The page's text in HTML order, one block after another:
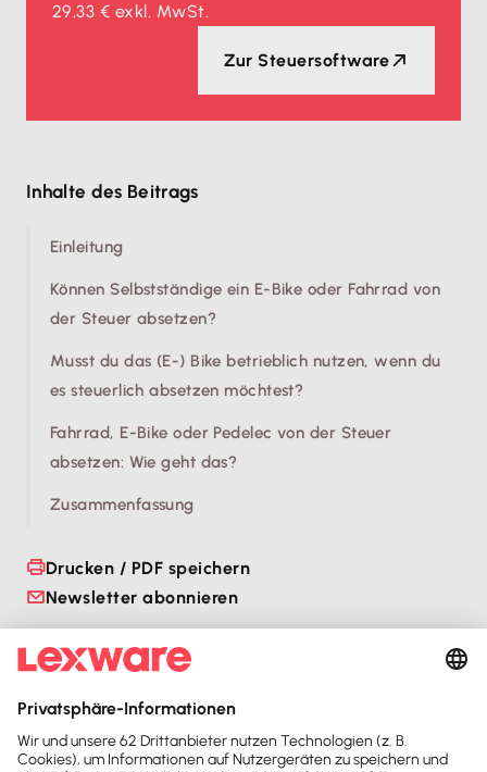
29,33 € exkl. MwSt.
Zur Steuersoftware
Inhalte des Beitrags
Einleitung
Können Selbstständige ein E-Bike oder Fahrrad von
der Steuer absetzen?
Musst du das (E-) Bike betrieblich nutzen, wenn du
es steuerlich absetzen möchtest?
Fahrrad, E-Bike oder Pedelec von der Steuer
absetzen: Wie geht das?
Zusammenfassung
Drucken / PDF speichern
Newsletter abonnieren
Passende Themen
Steuertipps für Unternehmer: 20 Tipps
Betriebsausgaben Firmenwagen